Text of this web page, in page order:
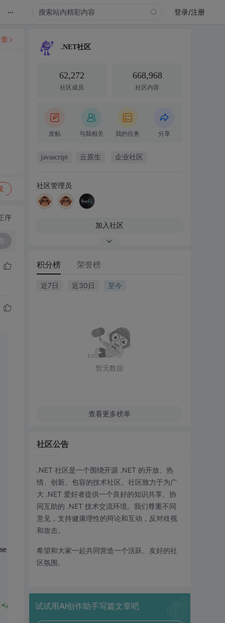
... 登录/注册
序
+
script>");
.NET社区
62,272
社区成员
668,968
社区内容
发帖 与我相关 我的任务 分享
javascript 云原生 企业社区
社区管理员
加入社区
积分榜 荣誉榜
近7日 近30日 至今
暂无数据
查看更多榜单
社区公告
.NET 社区是一个围绕开源 .NET 的开放、热
情、创新、包容的技术社区。社区致力于为广
大 .NET 爱好者提供一个良好的知识共享、协
同互助的 .NET 技术交流环境。我们尊重不同
意见，支持健康理性的辩论和互动，反对歧视
和攻击。
希望和大家一起共同营造一个活跃、友好的社
区氛围。
试试用AI创作助手写篇文章吧